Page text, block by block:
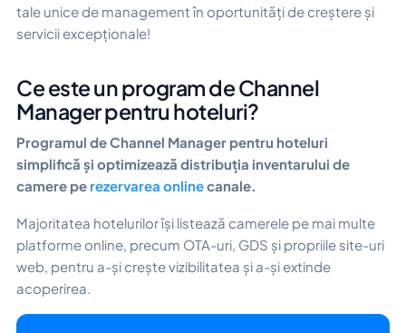
tale unice de management în oportunități de creștere și
servicii excepționale!
Ce este un program de Channel
Manager pentru hoteluri?
Programul de Channel Manager pentru hoteluri
simplifică și optimizează distribuția inventarului de
camere pe rezervarea onlinecanale.
Majoritatea hotelurilor își listează camerele pe mai multe
platforme online, precum OTA-uri, GDS și propriile site-uri
web, pentru a-și crește vizibilitatea și a-și extinde
acoperirea.